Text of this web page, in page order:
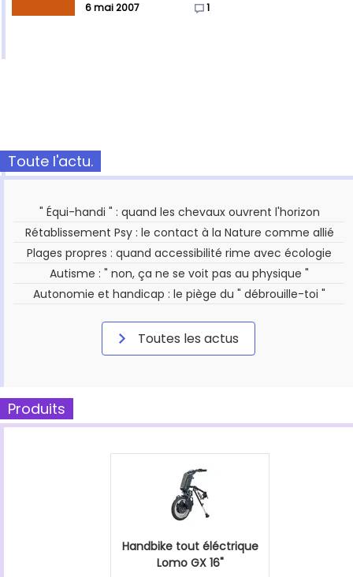
6 mai 2007 1
Toute l'actu.
" Équi-handi " : quand les chevaux ouvrent l'horizon
Rétablissement Psy : le contact à la Nature comme allié
Plages propres : quand accessibilité rime avec écologie
Autisme : " non, ça ne se voit pas au physique "
Autonomie et handicap : le piège du " débrouille-toi "
Toutes les actus
Produits
Handbike tout éléctrique
Lomo GX 16"